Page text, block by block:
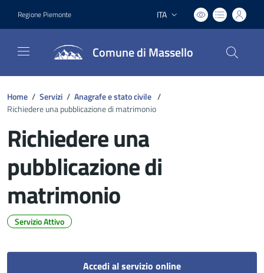
Regione Piemonte Lingua attiva:
ITA
Comune di Massello
Home / Servizi / Anagrafe e stato civile /
Richiedere una pubblicazione di matrimonio
Richiedere una
pubblicazione di
matrimonio
Servizio Attivo
Accedi al servizio online